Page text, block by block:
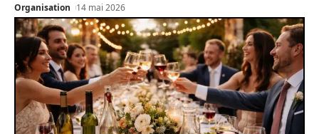
Organisation 14 mai 2026